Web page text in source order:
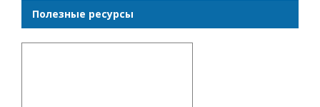
Полезные ресурсы